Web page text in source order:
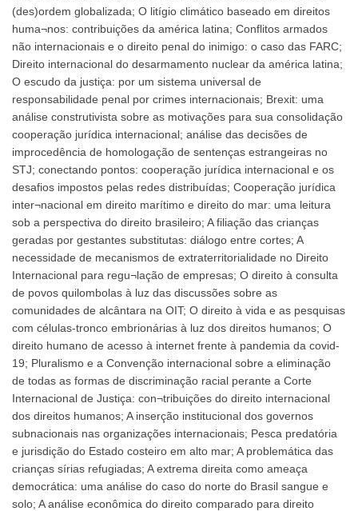
(des)ordem globalizada; O litígio climático baseado em direitos
huma¬nos: contribuições da américa latina; Conflitos armados
não internacionais e o direito penal do inimigo: o caso das FARC;
Direito internacional do desarmamento nuclear da américa latina;
O escudo da justiça: por um sistema universal de
responsabilidade penal por crimes internacionais; Brexit: uma
análise construtivista sobre as motivações para sua consolidação
cooperação jurídica internacional; análise das decisões de
improcedência de homologação de sentenças estrangeiras no
STJ; conectando pontos: cooperação jurídica internacional e os
desafios impostos pelas redes distribuídas; Cooperação jurídica
inter¬nacional em direito marítimo e direito do mar: uma leitura
sob a perspectiva do direito brasileiro; A filiação das crianças
geradas por gestantes substitutas: diálogo entre cortes; A
necessidade de mecanismos de extraterritorialidade no Direito
Internacional para regu¬lação de empresas; O direito à consulta
de povos quilombolas à luz das discussões sobre as
comunidades de alcântara na OIT; O direito à vida e as pesquisas
com células-tronco embrionárias à luz dos direitos humanos; O
direito humano de acesso à internet frente à pandemia da covid-
19; Pluralismo e a Convenção internacional sobre a eliminação
de todas as formas de discriminação racial perante a Corte
Internacional de Justiça: con¬tribuições do direito internacional
dos direitos humanos; A inserção institucional dos governos
subnacionais nas organizações internacionais; Pesca predatória
e jurisdição do Estado costeiro em alto mar; A problemática das
crianças sírias refugiadas; A extrema direita como ameaça
democrática: uma análise do caso do norte do Brasil sangue e
solo; A análise econômica do direito comparado para direito